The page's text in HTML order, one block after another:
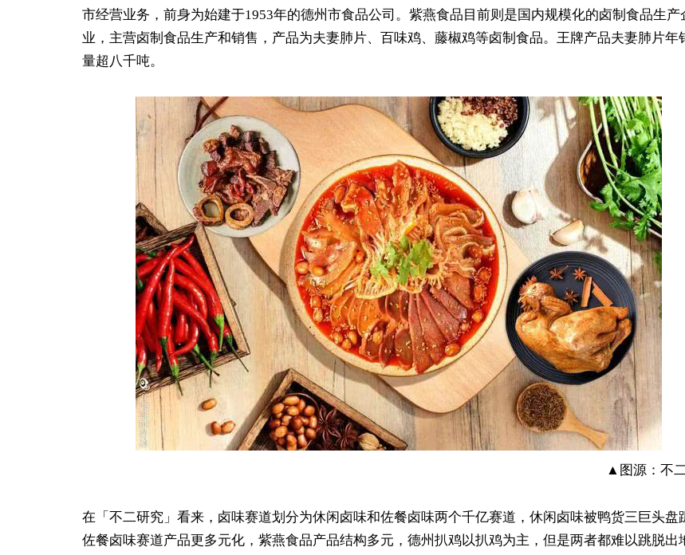
市经营业务，前身为始建于1953年的德州市食品公司。紫燕食品目前则是国内规模化的卤制食品生产
业，主营卤制食品生产和销售，产品为夫妻肺片、百味鸡、藤椒鸡等卤制食品。王牌产品夫妻肺片年
量超八千吨。
▲图源：不
在「不二研究」看来，卤味赛道划分为休闲卤味和佐餐卤味两个千亿赛道，休闲卤味被鸭货三巨头盘
佐餐卤味赛道产品更多元化，紫燕食品产品结构多元，德州扒鸡以扒鸡为主，但是两者都难以跳脱出